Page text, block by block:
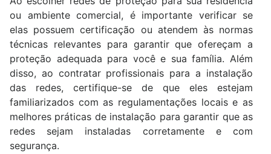
ou ambiente comercial, é importante verificar se
elas possuem certificação ou atendem às normas
técnicas relevantes para garantir que ofereçam a
proteção adequada para você e sua família. Além
disso, ao contratar profissionais para a instalação
das redes, certifique-se de que eles estejam
familiarizados com as regulamentações locais e as
melhores práticas de instalação para garantir que as
redes sejam instaladas corretamente e com
segurança.